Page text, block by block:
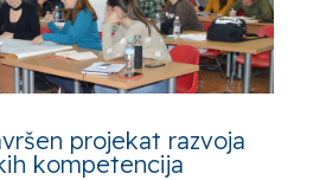
projekat razvoja
kompetencija